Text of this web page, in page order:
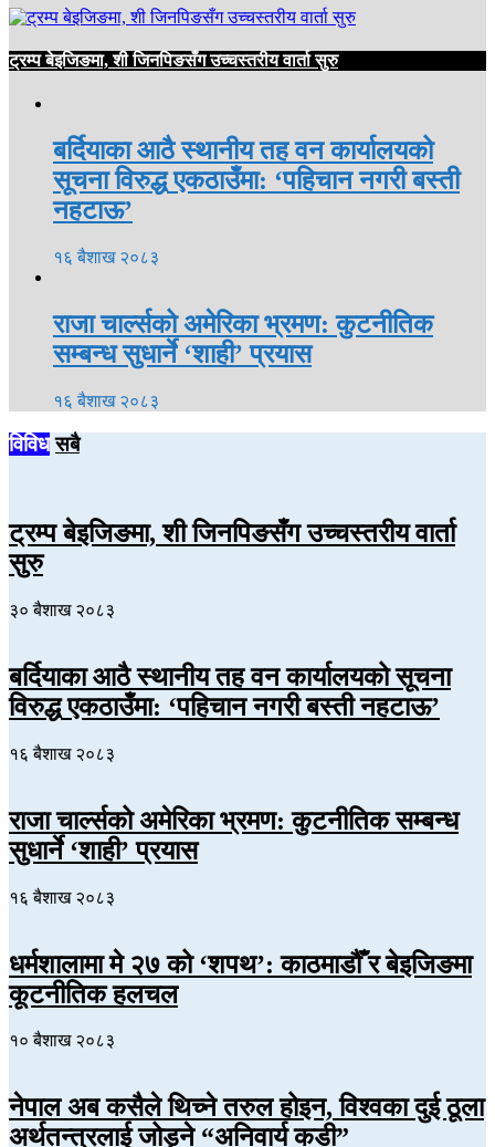
ट्रम्प बेइजिङमा, शी जिनपिङसँग उच्चस्तरीय वार्ता सुरु
बर्दियाका आठै स्थानीय तह वन कार्यालयको
सूचना विरुद्ध एकठाउँमा: ‘पहिचान नगरी बस्ती
नहटाऊ’
१६ बैशाख २०८३
राजा चार्ल्सको अमेरिका भ्रमण: कुटनीतिक
सम्बन्ध सुधार्ने ‘शाही’ प्रयास
१६ बैशाख २०८३
विविध सबै
ट्रम्प बेइजिङमा, शी जिनपिङसँग उच्चस्तरीय वार्ता
सुरु
३० बैशाख २०८३
बर्दियाका आठै स्थानीय तह वन कार्यालयको सूचना
विरुद्ध एकठाउँमा: ‘पहिचान नगरी बस्ती नहटाऊ’
१६ बैशाख २०८३
राजा चार्ल्सको अमेरिका भ्रमण: कुटनीतिक सम्बन्ध
सुधार्ने ‘शाही’ प्रयास
१६ बैशाख २०८३
धर्मशालामा मे २७ को ‘शपथ’: काठमाडौँ र बेइजिङमा
कूटनीतिक हलचल
१० बैशाख २०८३
नेपाल अब कसैले थिच्ने तरुल होइन, विश्वका दुई ठूला
अर्थतन्त्रलाई जोड्ने “अनिवार्य कडी”